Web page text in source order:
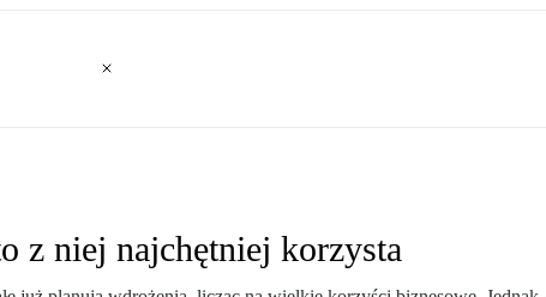
z niej najchętniej korzysta